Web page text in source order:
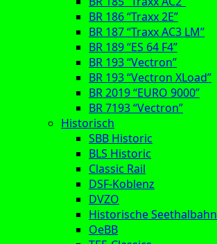
BR 186 “Traxx 2E”
BR 187 “Traxx AC3 LM”
BR 189 “ES 64 F4”
BR 193 “Vectron”
BR 193 “Vectron XLoad”
BR 2019 “EURO 9000”
BR 7193 “Vectron”
Historisch
SBB Historic
BLS Historic
Classic Rail
DSF-Koblenz
DVZO
Historische Seethalbahn
OeBB